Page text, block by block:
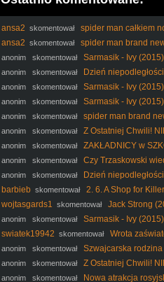
ansa2 skomentował
spider man całkiem
FỉLM W OPỉSỉE
ansa2 skomentował
spider man brand
W OPỉSỉE
anonim skomentował Sarmasik - Ivy
anonim skomentował
Dzień
patronatem Rafała Trzaskowskiego.
anonim skomentował Sarmasik - Ivy
anonim skomentował Sarmasik - Ivy
anonim skomentował
spider man brand
W OPỉSỉE
anonim skomentował
Z Ostatniej Chwili!
Unię o Blokadę Polskiego WYDOBYCIA!
anonim skomentował ZAKŁADNICY w
anonim skomentował
Czy Trzaskowski
ujawnia nowe fakty!
anonim skomentował
Dzień
patronatem Rafała Trzaskowskiego.
barbieb skomentował
2. 6. A Shop for
wojtasgards1 skomentował Jack Strong
anonim skomentował
Sarmasik - Ivy
swiatek19942 skomentował
Wrota
anonim skomentował
Szwajcarska
1960 lektor pl
anonim skomentował
Z Ostatniej Chwili!
Unię o Blokadę Polskiego WYDOBYCIA!
anonim skomentował Nowa atrakcja